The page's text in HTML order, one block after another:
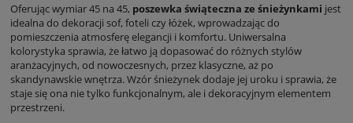
Oferując wymiar 45 na 45, poszewka świąteczna ze śnieżynkami jest
idealna do dekoracji sof, foteli czy łóżek, wprowadzając do
pomieszczenia atmosferę elegancji i komfortu. Uniwersalna
kolorystyka sprawia, że łatwo ją dopasować do różnych stylów
aranżacyjnych, od nowoczesnych, przez klasyczne, aż po
skandynawskie wnętrza. Wzór śnieżynek dodaje jej uroku i sprawia, że
staje się ona nie tylko funkcjonalnym, ale i dekoracyjnym elementem
przestrzeni.